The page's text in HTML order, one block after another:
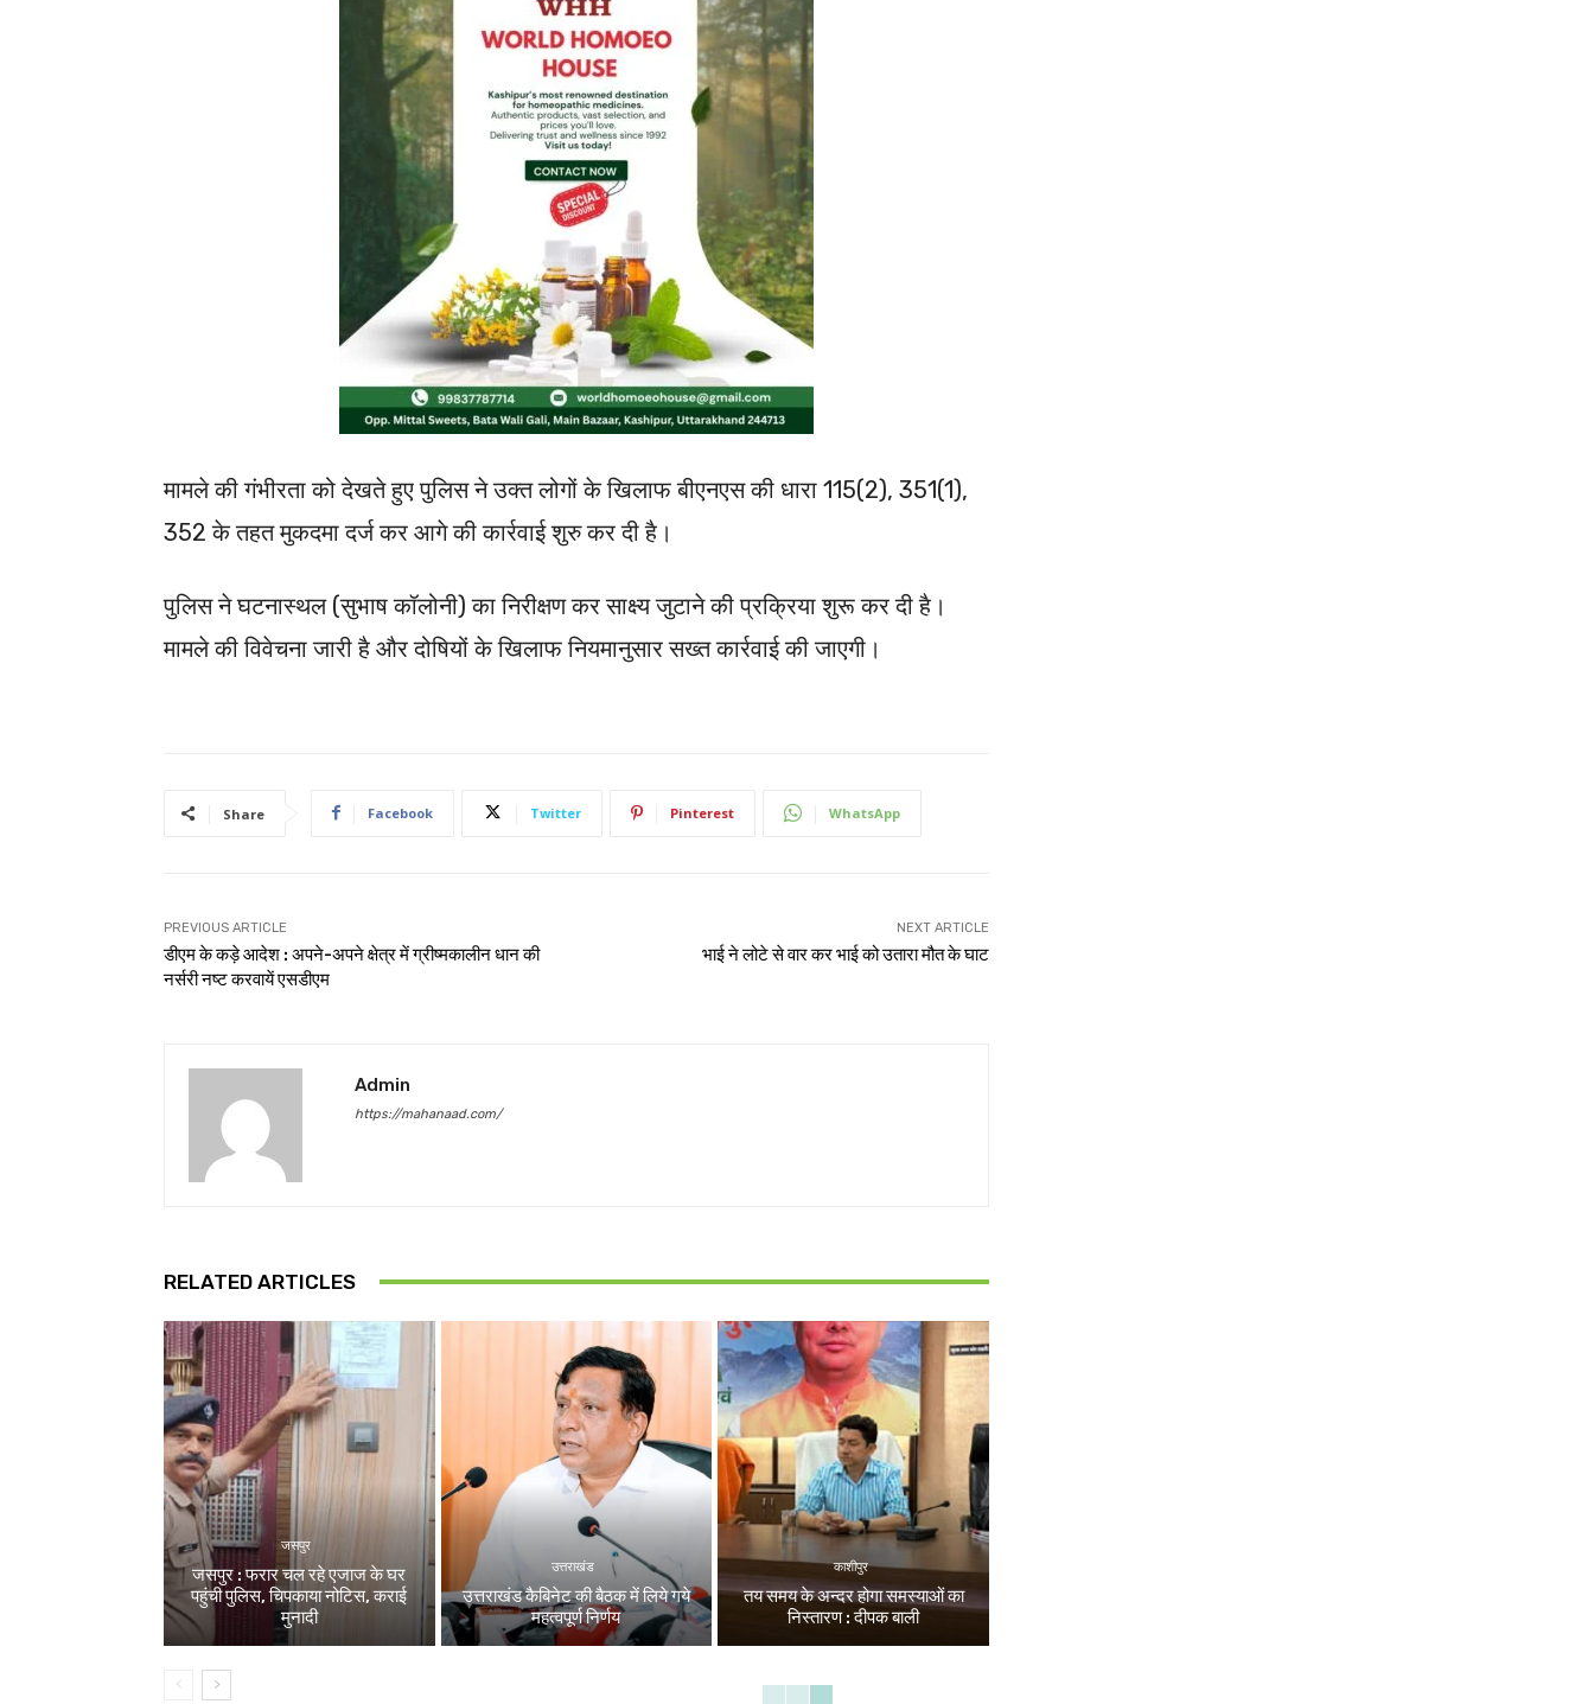
मामले की गंभीरता को देखते हुए पुलिस ने उक्त लोगों के खिलाफ बीएनएस की धारा 115(2), 351(1),
352 के तहत मुकदमा दर्ज कर आगे की कार्रवाई शुरु कर दी है।
पुलिस ने घटनास्थल (सुभाष कॉलोनी) का निरीक्षण कर साक्ष्य जुटाने की प्रक्रिया शुरू कर दी है।
मामले की विवेचना जारी है और दोषियों के खिलाफ नियमानुसार सख्त कार्रवाई की जाएगी।
Share Facebook Twitter Pinterest WhatsApp
PREVIOUS ARTICLE
डीएम के कड़े आदेश : अपने-अपने क्षेत्र में ग्रीष्मकालीन धान की
नर्सरी नष्ट करवायें एसडीएम
NEXT ARTICLE
भाई ने लोटे से वार कर भाई को उतारा मौत के घाट
Admin
https://mahanaad.com/
RELATED ARTICLES
जसपुर
जसपुर : फरार चल रहे एजाज के घर
पहुंची पुलिस, चिपकाया नोटिस, कराई
मुनादी
उत्तराखंड
उत्तराखंड कैबिनेट की बैठक में लिये गये
महत्वपूर्ण निर्णय
काशीपुर
तय समय के अन्दर होगा समस्याओं का
निस्तारण : दीपक बाली